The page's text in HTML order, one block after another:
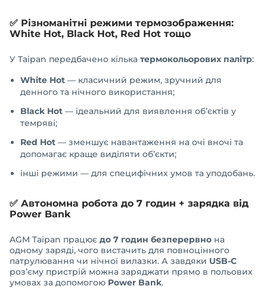
✅ Різноманітні режими термозображення:
White Hot, Black Hot, Red Hot тощо
У Taipan передбачено кілька термокольорових палітр:
White Hot — класичний режим, зручний для
денного та нічного використання;
Black Hot — ідеальний для виявлення об’єктів у
темряві;
Red Hot — зменшує навантаження на очі вночі та
допомагає краще виділяти об’єкти;
інші режими — для специфічних умов та уподобань.
✅ Автономна робота до 7 годин + зарядка від
Power Bank
AGM Taipan працює до 7 годин безперервно на
одному заряді, чого вистачить для повноцінного
патрулювання чи нічної вилазки. А завдяки USB-C
роз’єму пристрій можна заряджати прямо в польових
умовах за допомогою Power Bank.